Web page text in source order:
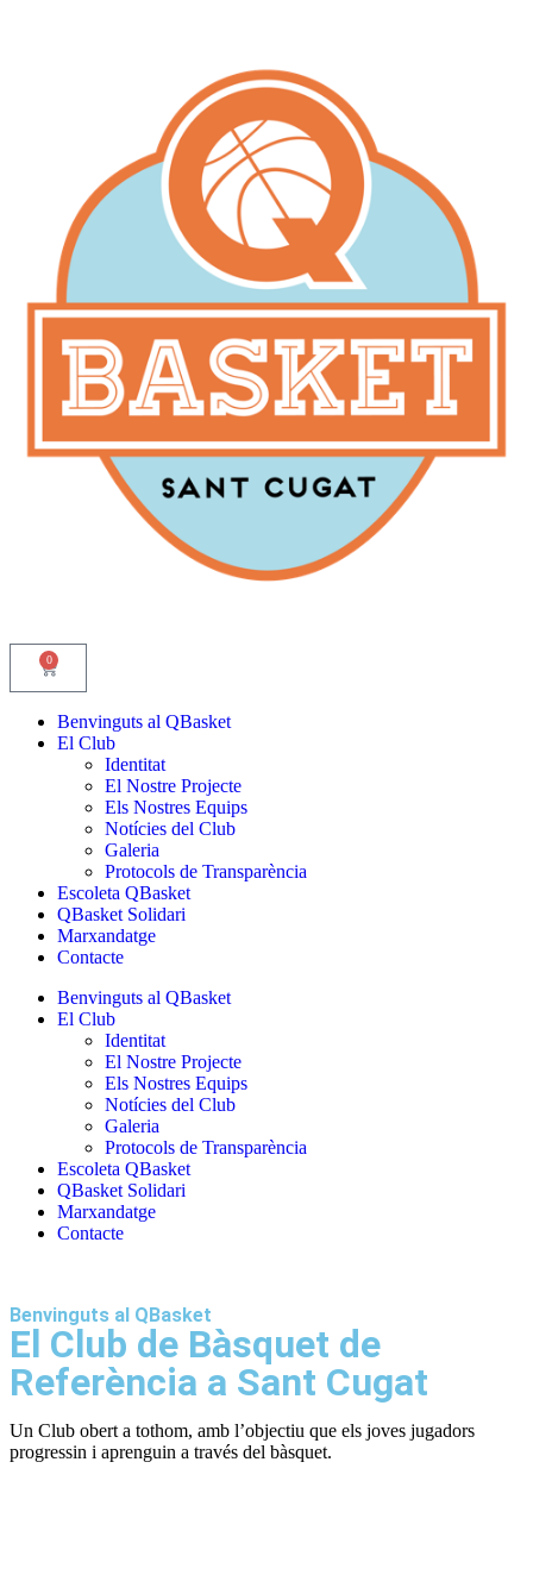
0
Benvinguts al QBasket
El Club
Identitat
El Nostre Projecte
Els Nostres Equips
Notícies del Club
Galeria
Protocols de Transparència
Escoleta QBasket
QBasket Solidari
Marxandatge
Contacte
Benvinguts al QBasket
El Club
Identitat
El Nostre Projecte
Els Nostres Equips
Notícies del Club
Galeria
Protocols de Transparència
Escoleta QBasket
QBasket Solidari
Marxandatge
Contacte
Benvinguts al QBasket
El Club de Bàsquet de
Referència a Sant Cugat
Un Club obert a tothom, amb l’objectiu que els joves jugadors
progressin i aprenguin a través del bàsquet.